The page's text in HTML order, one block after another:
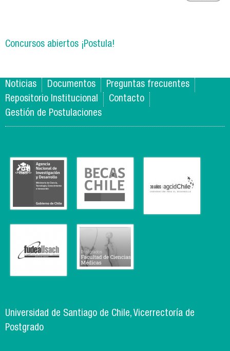
Concursos abiertos ¡Postula!
Noticias Documentos
Preguntas frecuentes
Repositorio Institucional
Contacto
Gestión de Postulaciones
Universidad de Santiago de Chile, Vicerrectoría de
Postgrado